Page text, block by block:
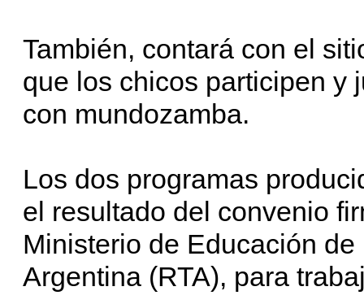
También, contará con el
que los chicos participen y
con mundozamba.
Los dos programas
el resultado del convenio
Ministerio de Educación
Argentina (RTA), para